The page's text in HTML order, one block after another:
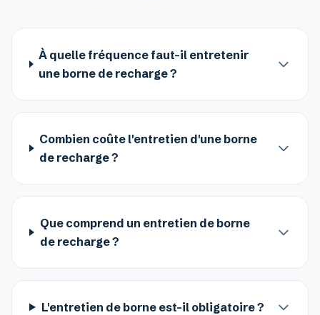
À quelle fréquence faut-il entretenir
une borne de recharge ?
Combien coûte l'entretien d'une borne
de recharge ?
Que comprend un entretien de borne
de recharge ?
L'entretien de borne est-il obligatoire ?